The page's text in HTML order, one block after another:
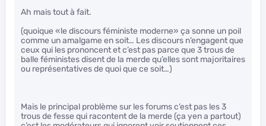
Ah mais tout à fait.
(quoique «le discours féministe moderne» ça sonne un poil
comme un amalgame en soit… Les discours n’engagent que
ceux qui les prononcent et c’est pas parce que 3 trous de
balle féministes disent de la merde qu’elles sont majoritaires
ou représentatives de quoi que ce soit…)
Mais le principal problème sur les forums c’est pas les 3
trous de fesse qui racontent de la merde (ça yen a partout)